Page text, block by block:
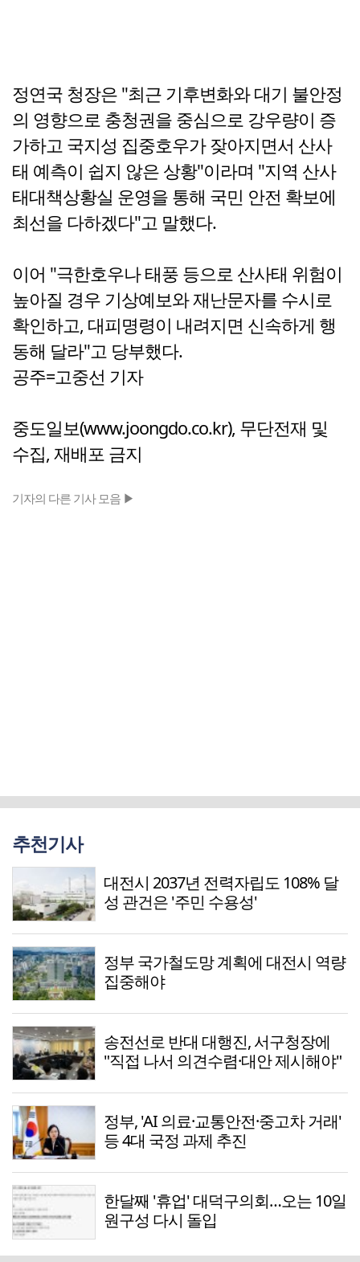
정연국 청장은 "최근 기후변화와 대기 불안정
의 영향으로 충청권을 중심으로 강우량이 증
가하고 국지성 집중호우가 잦아지면서 산사
태 예측이 쉽지 않은 상황"이라며 "지역 산사
태대책상황실 운영을 통해 국민 안전 확보에
최선을 다하겠다"고 말했다.
이어 "극한호우나 태풍 등으로 산사태 위험이
높아질 경우 기상예보와 재난문자를 수시로
확인하고, 대피명령이 내려지면 신속하게 행
동해 달라"고 당부했다.
공주=고중선 기자
중도일보(www.joongdo.co.kr), 무단전재 및
수집, 재배포 금지
기자의 다른 기사 모음 ▶
추천기사
대전시 2037년 전력자립도 108% 달
성 관건은 '주민 수용성'
정부 국가철도망 계획에 대전시 역량
집중해야
송전선로 반대 대행진, 서구청장에
"직접 나서 의견수렴·대안 제시해야"
정부, 'AI 의료·교통안전·중고차 거래'
등 4대 국정 과제 추진
한달째 '휴업' 대덕구의회…오는 10일
원구성 다시 돌입